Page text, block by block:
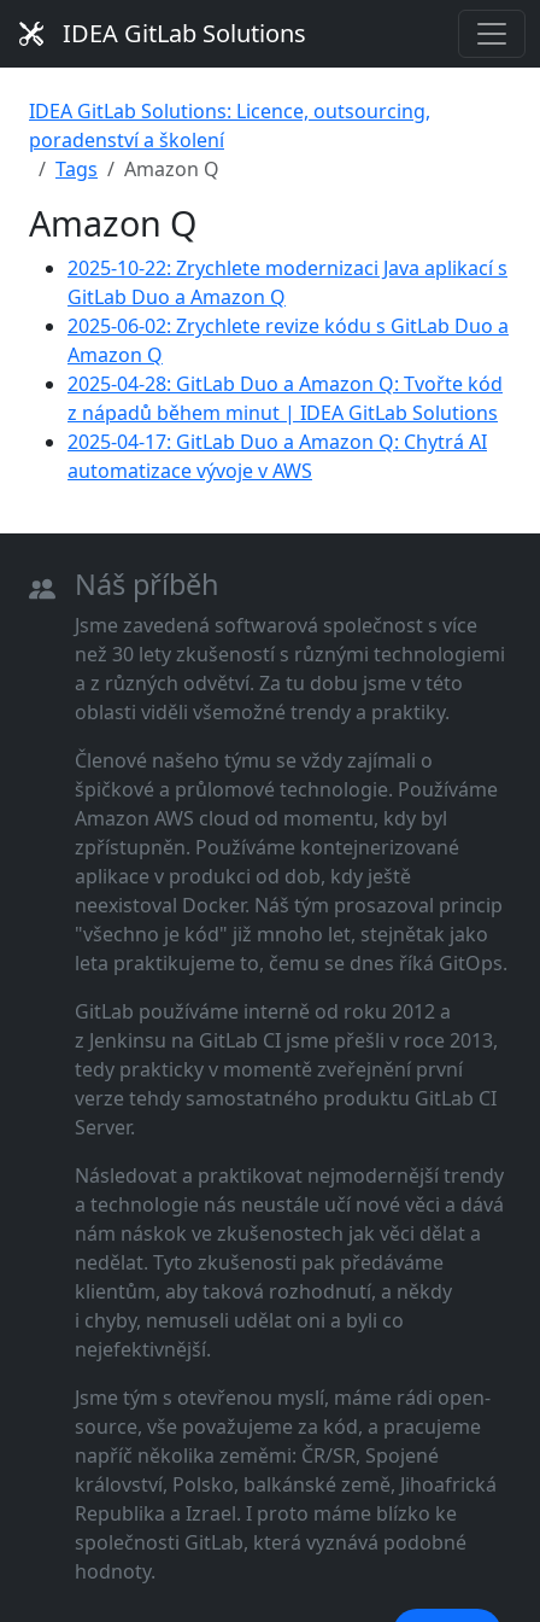
IDEA GitLab Solutions
IDEA GitLab Solutions: Licence, outsourcing,
poradenství a školení
Tags
Amazon Q
Amazon Q
2025-10-22: Zrychlete modernizaci Java aplikací s
GitLab Duo a Amazon Q
2025-06-02: Zrychlete revize kódu s GitLab Duo a
Amazon Q
2025-04-28: GitLab Duo a Amazon Q: Tvořte kód
z nápadů během minut | IDEA GitLab Solutions
2025-04-17: GitLab Duo a Amazon Q: Chytrá AI
automatizace vývoje v AWS
Náš příběh
Jsme zavedená softwarová společnost s více
než 30 lety zkušeností s různými technologiemi
a z různých odvětví. Za tu dobu jsme v této
oblasti viděli všemožné trendy a praktiky.
Členové našeho týmu se vždy zajímali o
špičkové a průlomové technologie. Používáme
Amazon AWS cloud od momentu, kdy byl
zpřístupněn. Používáme kontejnerizované
aplikace v produkci od dob, kdy ještě
neexistoval Docker. Náš tým prosazoval princip
"všechno je kód" již mnoho let, stejnětak jako
leta praktikujeme to, čemu se dnes říká GitOps.
GitLab používáme interně od roku 2012 a
z Jenkinsu na GitLab CI jsme přešli v roce 2013,
tedy prakticky v momentě zveřejnění první
verze tehdy samostatného produktu GitLab CI
Server.
Následovat a praktikovat nejmodernější trendy
a technologie nás neustále učí nové věci a dává
nám náskok ve zkušenostech jak věci dělat a
nedělat. Tyto zkušenosti pak předáváme
klientům, aby taková rozhodnutí, a někdy
i chyby, nemuseli udělat oni a byli co
nejefektivnější.
Jsme tým s otevřenou myslí, máme rádi open-
source, vše považujeme za kód, a pracujeme
napříč několika zeměmi: ČR/SR, Spojené
království, Polsko, balkánské země, Jihoafrická
Republika a Izrael. I proto máme blízko ke
společnosti GitLab, která vyznává podobné
hodnoty.